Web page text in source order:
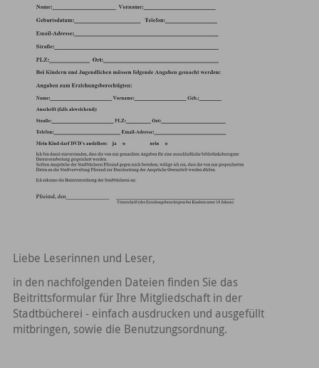
Liebe Leserinnen und Leser,
in den nachfolgenden Dateien finden Sie das
Beitrittsformular für Ihre Mitgliedschaft in der
Stadtbücherei - einfach ausdrucken und ausgefüllt
mitbringen, sowie die Benutzungsordnung.